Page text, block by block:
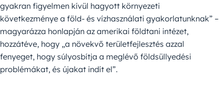
gyakran figyelmen kívül hagyott környezeti
következménye a föld- és vízhasználati gyakorlatunknak” –
magyarázza honlapján az amerikai földtani intézet,
hozzátéve, hogy „a növekvő területfejlesztés azzal
fenyeget, hogy súlyosbítja a meglévő földsüllyedési
problémákat, és újakat indít el”.